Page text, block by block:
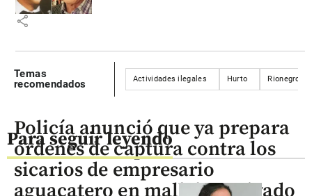
share
Temas
recomendados
Actividades ilegales Hurto Rionegro
Para seguir leyendo
Policía anunció que ya prepara
órdenes de captura contra los
sicarios de empresario
aguacatero en mall de Envigado